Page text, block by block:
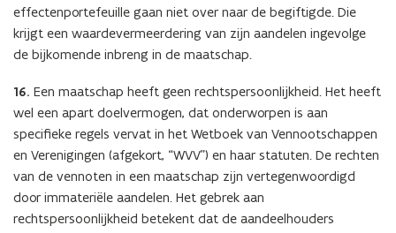
effectenportefeuille gaan niet over naar de begiftigde. Die
krijgt een waardevermeerdering van zijn aandelen ingevolge
de bijkomende inbreng in de maatschap.
16. Een maatschap heeft geen rechtspersoonlijkheid. Het heeft
wel een apart doelvermogen, dat onderworpen is aan
specifieke regels vervat in het Wetboek van Vennootschappen
en Verenigingen (afgekort, “WVV”) en haar statuten. De rechten
van de vennoten in een maatschap zijn vertegenwoordigd
door immateriële aandelen. Het gebrek aan
rechtspersoonlijkheid betekent dat de aandeelhouders